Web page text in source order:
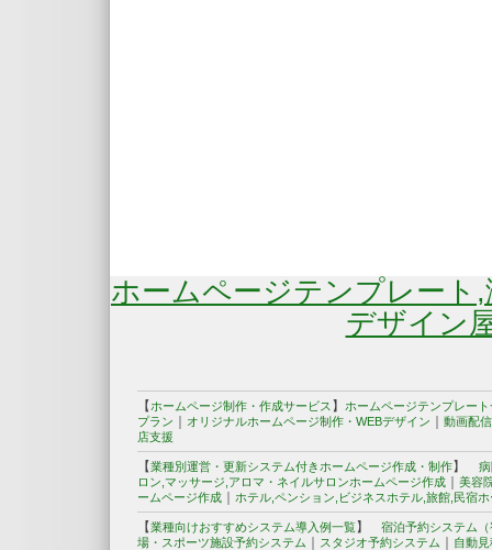
ホームページテンプレート
デザイン
【 ホームページ制作・作成サービス 】
ホームページテンプレー
プラン
オリジナルホームページ制作・WEBデザイン
動画配
店支援
【業種別運営・更新システム付きホームページ作成・制作】
ロン,マッサージ,アロマ・ネイルサロンホームページ作成
美容
ームページ作成
ホテル,ペンション,ビジネスホテル,旅館,民宿
【業種向けおすすめシステム導入例一覧】
宿泊予約システム（
場・スポーツ施設予約システム
スタジオ予約システム
自動